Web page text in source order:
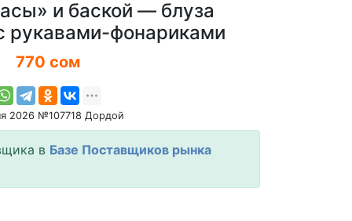
и баской — блуза
рукавами-фонариками
770 сом
2026 №107718 Дордой
в Базе Поставщиков рынка